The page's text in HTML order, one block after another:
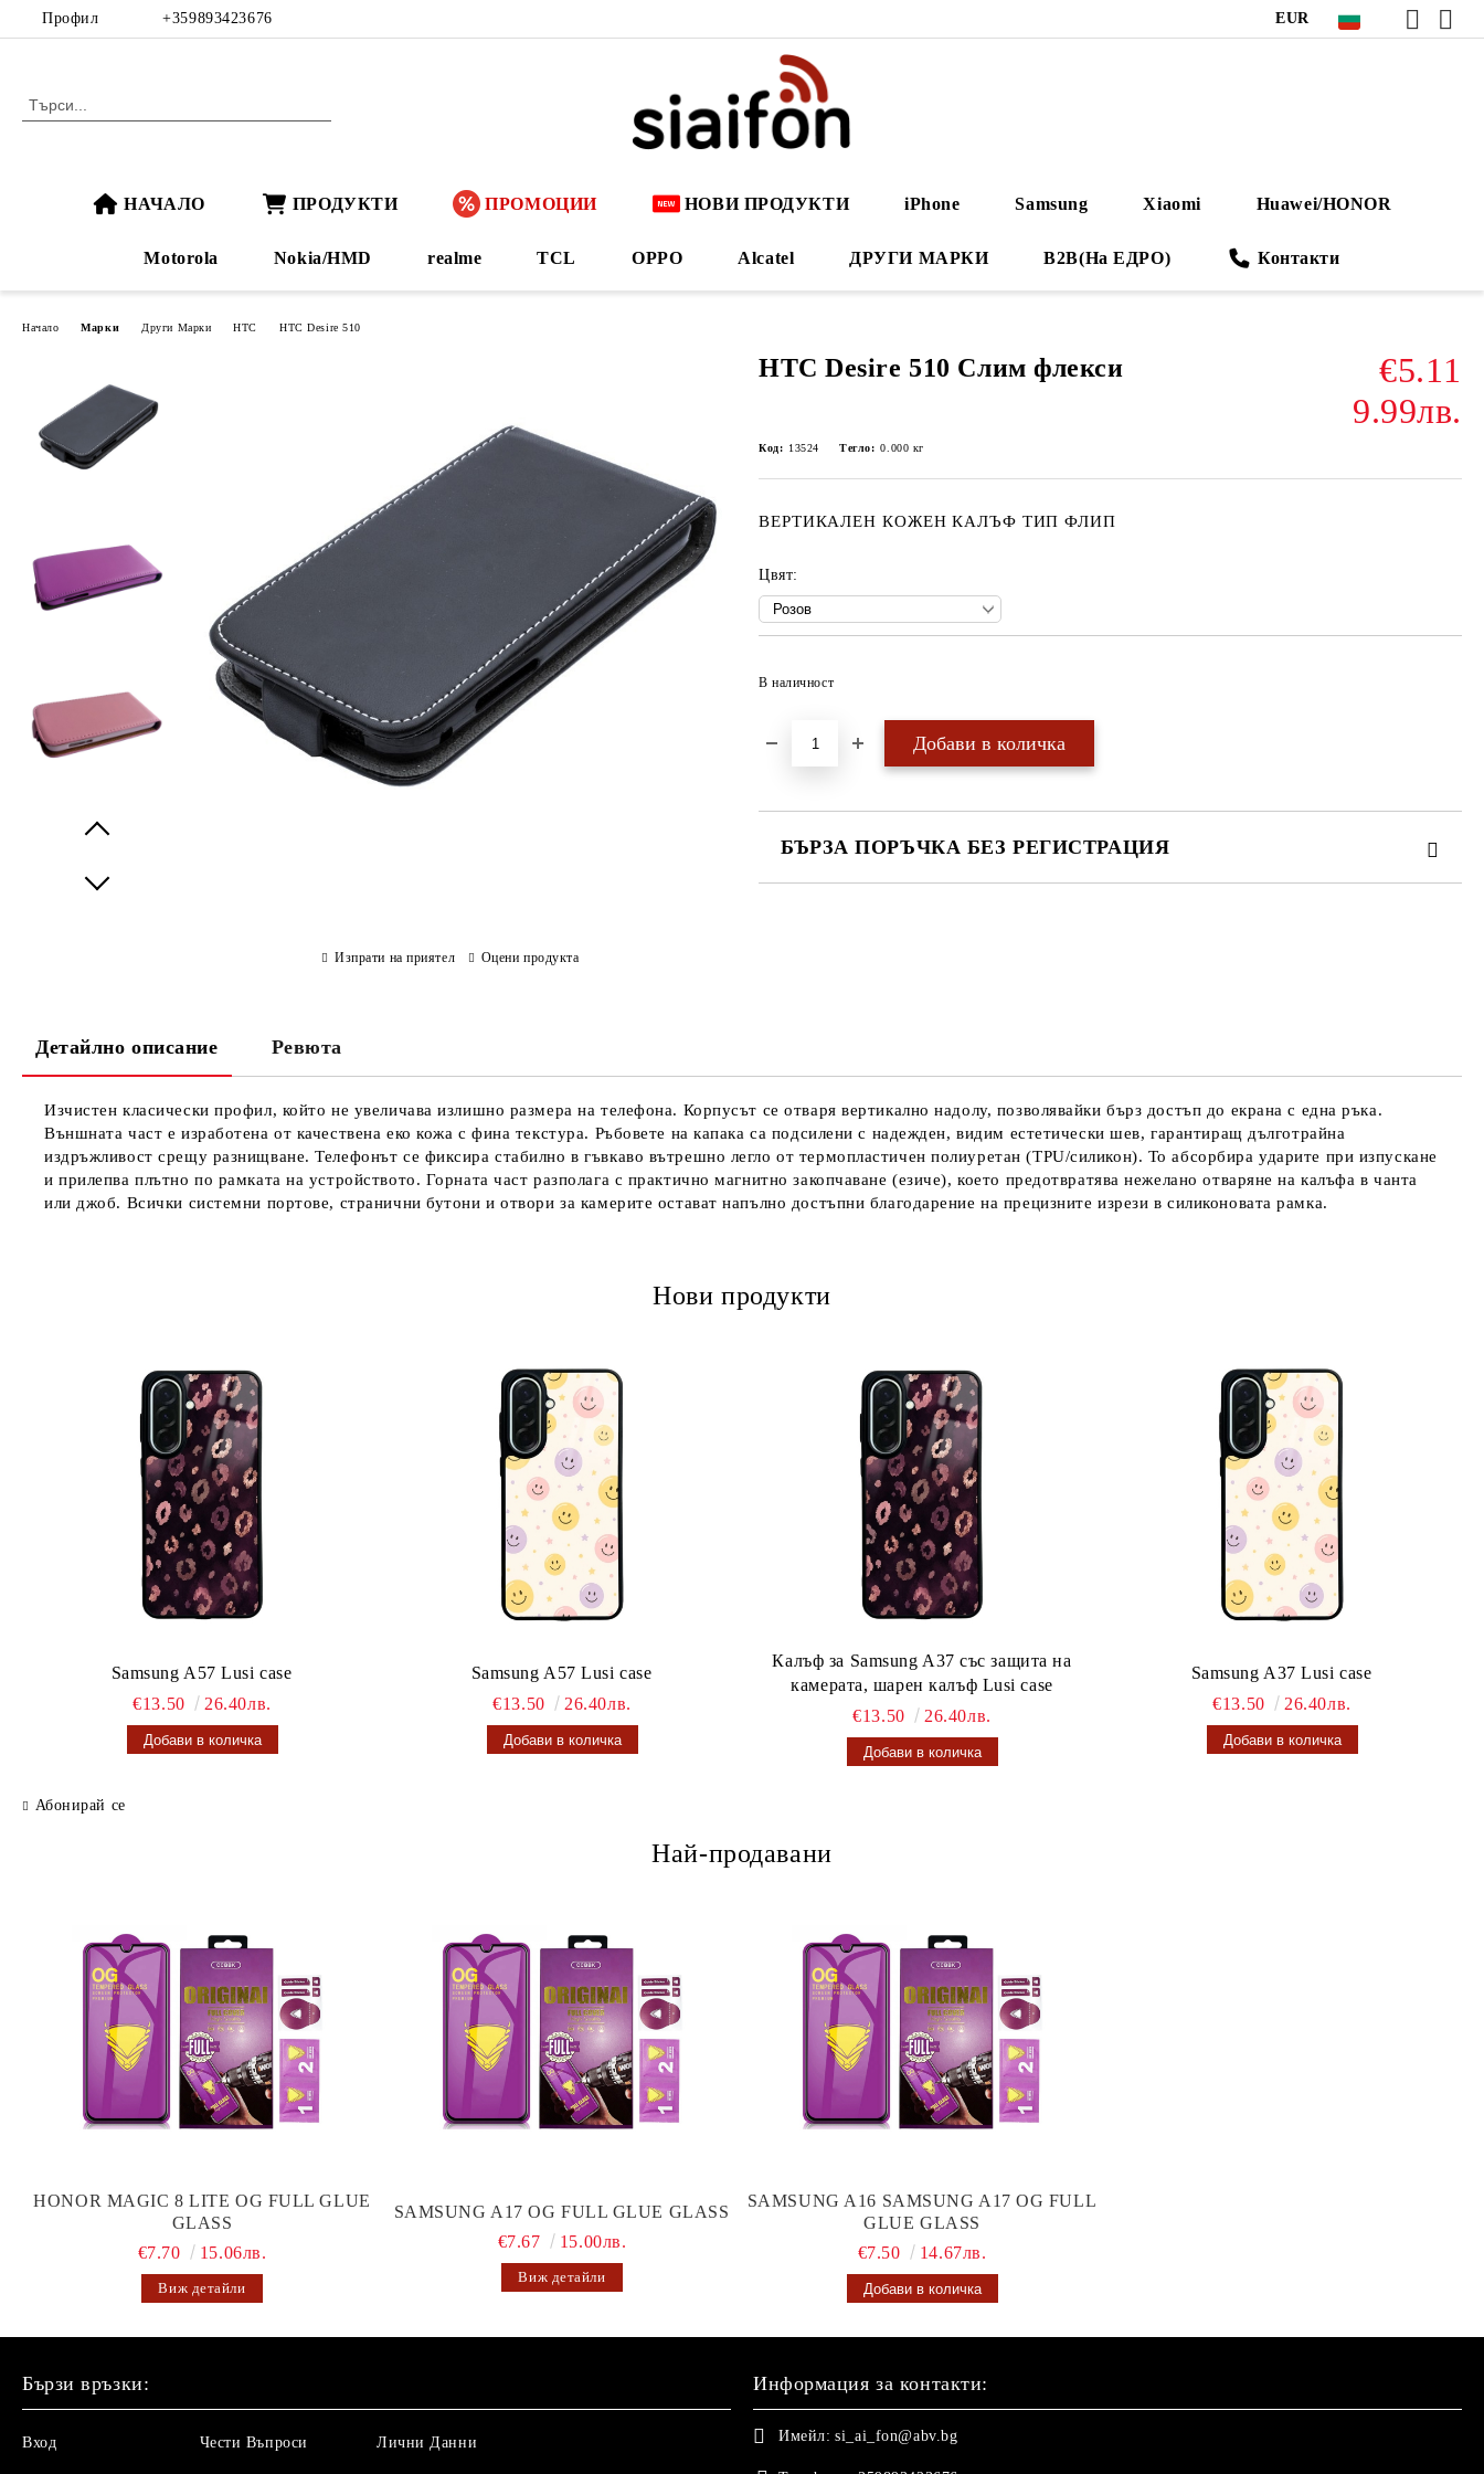
Профил +359893423676 EUR
НАЧАЛО ПРОДУКТИ ПРОМОЦИИ НОВИ ПРОДУКТИ iPhone Samsung Xiaomi Huawei/HONOR
Motorola Nokia/HMD realme TCL OPPO Alcatel ДРУГИ МАРКИ B2B(На ЕДРО) Контакти
Начало Марки Други Марки HTC HTC Desire 510
HTC Desire 510 Слим флекси
€5.11
9.99лв.
Код: 13524 Тегло: 0.000 кг
ВЕРТИКАЛЕН КОЖЕН КАЛЪФ ТИП ФЛИП
Цвят:
В наличност
БЪРЗА ПОРЪЧКА БЕЗ РЕГИСТРАЦИЯ
Изпрати на приятел Оцени продукта
Детайлно описание Ревюта
Изчистен класически профил, който не увеличава излишно размера на телефона. Корпусът се отваря вертикално надолу, позволявайки бърз достъп до екрана с една ръка.
Външната част е изработена от качествена еко кожа с фина текстура. Ръбовете на капака са подсилени с надежден, видим естетически шев, гарантиращ дълготрайна
издръжливост срещу разнищване. Телефонът се фиксира стабилно в гъвкаво вътрешно легло от термопластичен полиуретан (TPU/силикон). То абсорбира ударите при изпускане
и прилепва плътно по рамката на устройството. Горната част разполага с практично магнитно закопчаване (езиче), което предотвратява нежелано отваряне на калъфа в чанта
или джоб. Всички системни портове, странични бутони и отвори за камерите остават напълно достъпни благодарение на прецизните изрези в силиконовата рамка.
Нови продукти
Samsung A57 Lusi case
€13.50
26.40лв.
Samsung A57 Lusi case
€13.50
26.40лв.
Калъф за Samsung A37 със защита на
камерата, шарен калъф Lusi case
€13.50
26.40лв.
Samsung A37 Lusi case
€13.50
26.40лв.
Абонирай се
Най-продавани
HONOR MAGIC 8 LITE OG FULL GLUE
GLASS
€7.70
15.06лв.
Виж детайли
SAMSUNG A17 OG FULL GLUE GLASS
€7.67
15.00лв.
Виж детайли
SAMSUNG A16 SAMSUNG A17 OG FULL
GLUE GLASS
€7.50
14.67лв.
Бързи връзки:
Вход Чести Въпроси Лични Данни
Информация за контакти:
Имейл: si_ai_fon@abv.bg